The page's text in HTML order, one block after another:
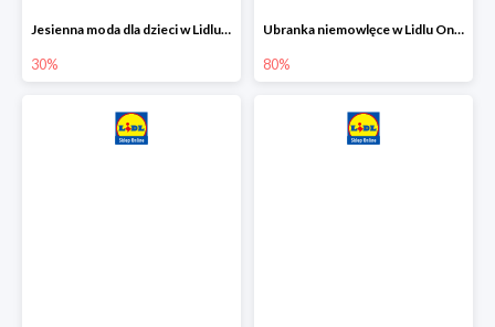
Jesienna moda dla dzieci w Lidlu Online do -30%
30%
Ubranka niemowlęce w Lidlu Online do -80%
80%